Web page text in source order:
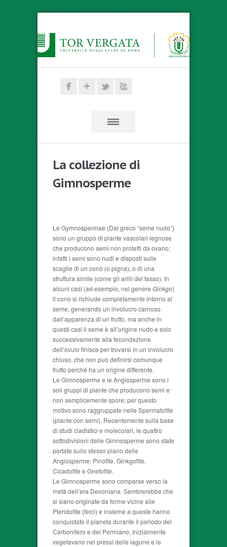
La collezione di
Gimnosperme
Le Gymnospermae (Dal greco “seme nudo”)
sono un gruppo di piante vascolari legnose
che producono semi non protetti da ovario;
infatti i semi sono nudi e disposti sulle
scaglie di un cono (o pigna), o di una
struttura simile (come gli arilli del tasso). In
alcuni casi (ad esempio, nel genere Ginkgo)
il cono si richiude completamente intorno al
seme, generando un involucro carnoso
dall’apparenza di un frutto, ma anche in
questi casi il seme è all’origine nudo e solo
successivamente alla fecondazione
dell’ovulo finisce per trovarsi in un involucro
chiuso, che non può definirsi comunque
frutto perché ha un origine differente.
Le Gimnosperme e le Angiosperme sono i
soli gruppi di piante che producono semi e
non semplicemente spore; per questo
motivo sono raggruppate nelle Spermatofite
(piante con semi). Recentemente sulla base
di studi cladistici e molecolari, le quattro
sottodivisioni delle Gimnosperme sono state
portate sullo stesso piano delle
Angiosperme: Pinofite, Ginkgofite,
Cicadofite e Gnetofite.
Le Gimnosperme sono comparse verso la
metà dell’era Devoniana. Sembrerebbe che
si siano originate da forme vicine alle
Pteridofite (felci) e insieme a queste hanno
conquistato il pianeta durante il periodo del
Carbonifero e del Permiano. Inizialmente
vegetavano nei pressi delle lagune e le